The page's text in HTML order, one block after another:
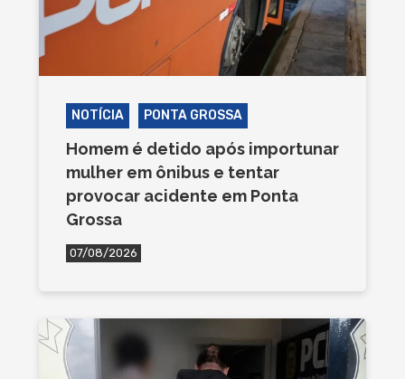
NOTÍCIA PONTA GROSSA
Homem é detido após importunar
mulher em ônibus e tentar
provocar acidente em Ponta
Grossa
07/08/2026